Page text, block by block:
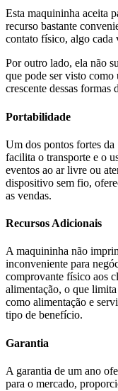
Esta maquininha aceita
recurso bastante
contato físico, algo cada
Por outro lado, ela não
que pode ser visto como
crescente dessas formas
Portabilidade
Um dos pontos fortes
facilita o transporte e o
eventos ao ar livre ou
dispositivo sem fio,
as vendas.
Recursos Adicionais
A maquininha não
inconveniente para
comprovante físico aos
alimentação, o que
como alimentação e
tipo de benefício.
Garantia
A garantia de um ano
para o mercado,